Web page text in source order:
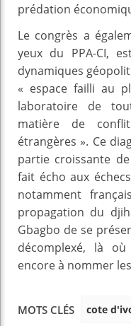
prédation
Le congrès a
yeux du PPA-CI,
dynamiques
« espace failli au
laboratoire de
matière de
étrangères ». Ce
partie croissante
fait écho aux
notamment
propagation du
Gbagbo de se
décomplexé, là
encore à nommer
MOTS CLÉS cote